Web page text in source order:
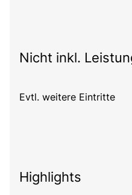
Nicht inkl.
Evtl. weitere Eintritte
Highlights